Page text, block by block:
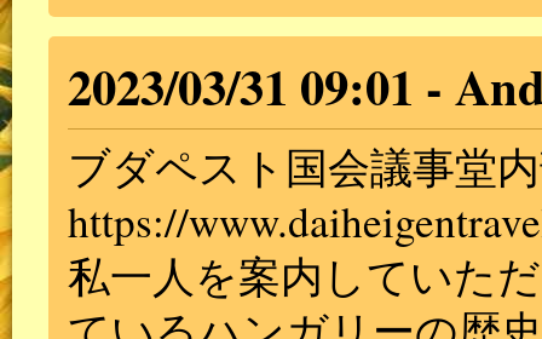
2023/03/31 09:01
ブダペスト国会議事堂
https://
私一人を案内していた